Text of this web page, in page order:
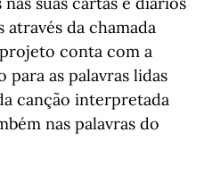
da chamada
conta com a
para as palavras lidas
canção interpretada
nas palavras do